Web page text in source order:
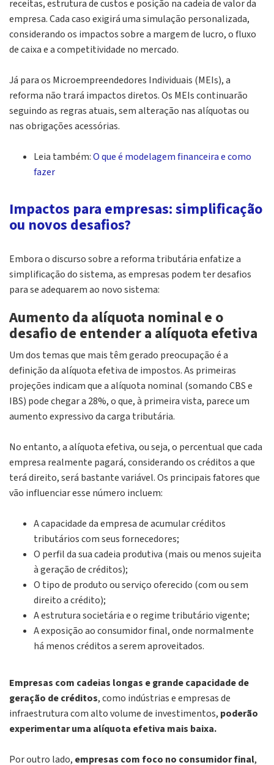
receitas, estrutura de custos e posição na cadeia de valor da
empresa. Cada caso exigirá uma simulação personalizada,
considerando os impactos sobre a margem de lucro, o fluxo
de caixa e a competitividade no mercado.
Já para os Microempreendedores Individuais (MEIs), a
reforma não trará impactos diretos. Os MEIs continuarão
seguindo as regras atuais, sem alteração nas alíquotas ou
nas obrigações acessórias.
Leia também:O que é modelagem financeira e como
fazer
Impactos para empresas: simplificação
ou novos desafios?
Embora o discurso sobre a reforma tributária enfatize a
simplificação do sistema, as empresas podem ter desafios
para se adequarem ao novo sistema:
Aumento da alíquota nominal e o
desafio de entender a alíquota efetiva
Um dos temas que mais têm gerado preocupação é a
definição da alíquota efetiva de impostos. As primeiras
projeções indicam que a alíquota nominal (somando CBS e
IBS) pode chegar a 28%, o que, à primeira vista, parece um
aumento expressivo da carga tributária.
No entanto, a alíquota efetiva, ou seja, o percentual que cada
empresa realmente pagará, considerando os créditos a que
terá direito, será bastante variável. Os principais fatores que
vão influenciar esse número incluem:
A capacidade da empresa de acumular créditos
tributários com seus fornecedores;
O perfil da sua cadeia produtiva (mais ou menos sujeita
à geração de créditos);
O tipo de produto ou serviço oferecido (com ou sem
direito a crédito);
A estrutura societária e o regime tributário vigente;
A exposição ao consumidor final, onde normalmente
há menos créditos a serem aproveitados.
Empresas com cadeias longas e grande capacidade de
geração de créditos, como indústrias e empresas de
infraestrutura com alto volume de investimentos, poderão
experimentar uma alíquota efetiva mais baixa.
Por outro lado, empresas com foco no consumidor final,